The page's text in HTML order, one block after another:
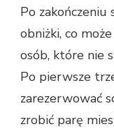
Po zakończeniu
obniżki, co
osób, które nie
Po pierwsze
zarezerwować
zrobić parę